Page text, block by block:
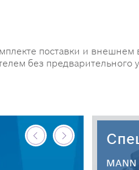
поставки и
без
MANN